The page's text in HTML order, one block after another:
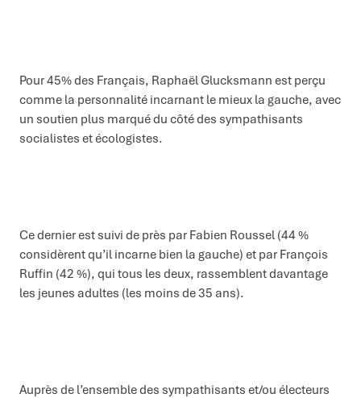
Pour 45% des Français, Raphaël Glucksmann est perçu
comme la personnalité incarnant le mieux la gauche, avec
un soutien plus marqué du côté des sympathisants
socialistes et écologistes.
Ce dernier est suivi de près par Fabien Roussel (44 %
considèrent qu’il incarne bien la gauche) et par François
Ruffin (42 %), qui tous les deux, rassemblent davantage
les jeunes adultes (les moins de 35 ans).
Auprès de l’ensemble des sympathisants et/ou électeurs